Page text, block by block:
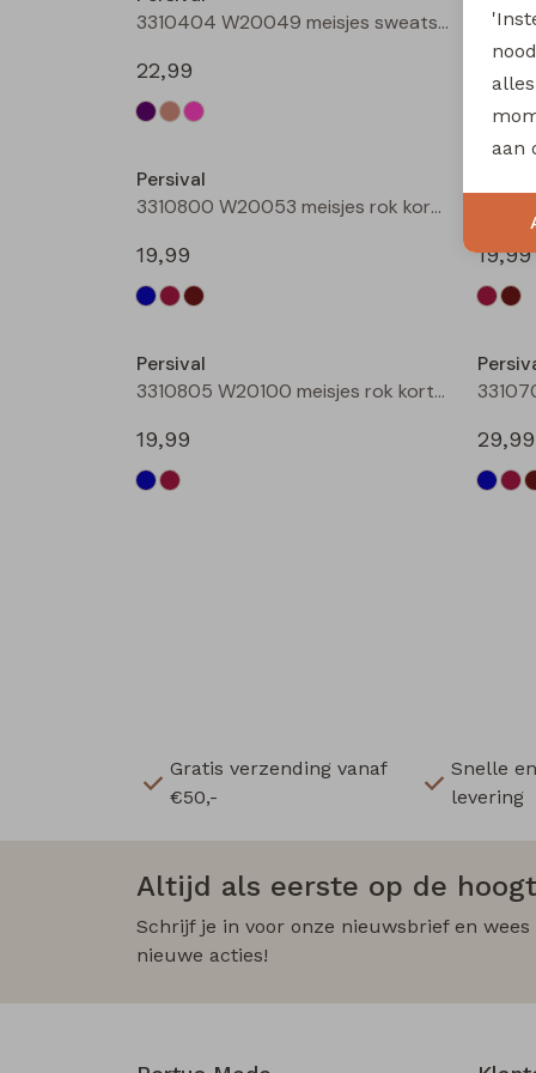
3310404 W20049 meisjes sweatshirt Taupe
22,99
Persival
3310800 W20053 meisjes rok kort Bruin donker
19,99
19,99
Persival
3310805 W20100 meisjes rok kort Bordeaux
19,99
29,99
Gratis verzending vanaf
€50,-
Snelle
levering
Altijd als eerste op de
Schrijf je in voor onze nieuwsbrief en
nieuwe acties!
aan